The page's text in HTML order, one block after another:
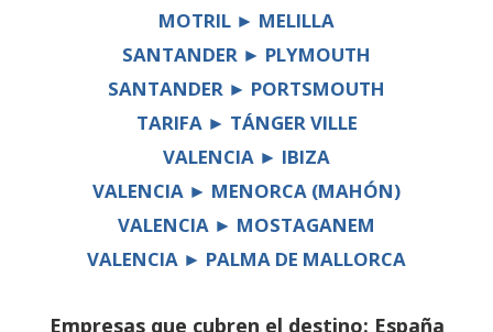
MOTRIL ► MELILLA
SANTANDER ► PLYMOUTH
SANTANDER ► PORTSMOUTH
TARIFA ► TÁNGER VILLE
VALENCIA ► IBIZA
VALENCIA ► MENORCA (MAHÓN)
VALENCIA ► MOSTAGANEM
VALENCIA ► PALMA DE MALLORCA
Empresas que cubren el destino: España